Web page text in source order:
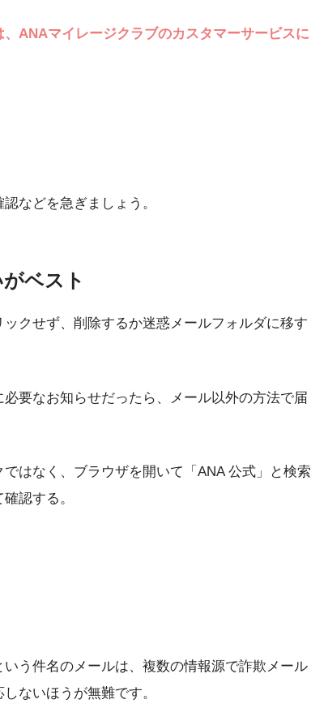
ANAマイレージクラブのカスタマーサービスに
などを急ぎましょう。
ベスト
クせず、削除するか迷惑メールフォルダに移す
要なお知らせだったら、メール以外の方法で届
はなく、ブラウザを開いて「ANA 公式」と検索
認する。
いう件名のメールは、複数の情報源で詐欺メール
ないほうが無難です。